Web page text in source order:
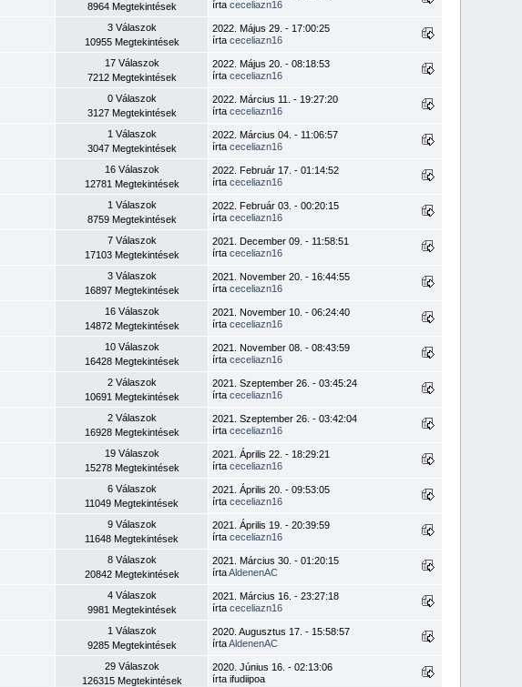
8964 Megtekintések
írtaceceliazn16
3 Válaszok
10955 Megtekintések
2022. Május 29. - 17:00:25
írtaceceliazn16
17 Válaszok
7212 Megtekintések
2022. Május 20. - 08:18:53
írtaceceliazn16
0 Válaszok
3127 Megtekintések
2022. Március 11. - 19:27:20
írtaceceliazn16
1 Válaszok
3047 Megtekintések
2022. Március 04. - 11:06:57
írtaceceliazn16
16 Válaszok
12781 Megtekintések
2022. Február 17. - 01:14:52
írtaceceliazn16
1 Válaszok
8759 Megtekintések
2022. Február 03. - 00:20:15
írtaceceliazn16
7 Válaszok
17103 Megtekintések
2021. December 09. - 11:58:51
írtaceceliazn16
3 Válaszok
16897 Megtekintések
2021. November 20. - 16:44:55
írtaceceliazn16
16 Válaszok
14872 Megtekintések
2021. November 10. - 06:24:40
írtaceceliazn16
10 Válaszok
16428 Megtekintések
2021. November 08. - 08:43:59
írtaceceliazn16
2 Válaszok
10691 Megtekintések
2021. Szeptember 26. - 03:45:24
írtaceceliazn16
2 Válaszok
16928 Megtekintések
2021. Szeptember 26. - 03:42:04
írtaceceliazn16
19 Válaszok
15278 Megtekintések
2021. Április 22. - 18:29:21
írtaceceliazn16
6 Válaszok
11049 Megtekintések
2021. Április 20. - 09:53:05
írtaceceliazn16
9 Válaszok
11648 Megtekintések
2021. Április 19. - 20:39:59
írtaceceliazn16
8 Válaszok
20842 Megtekintések
2021. Március 30. - 01:20:15
írtaAldenenAC
4 Válaszok
9981 Megtekintések
2021. Március 16. - 23:27:18
írtaceceliazn16
1 Válaszok
9285 Megtekintések
2020. Augusztus 17. - 15:58:57
írtaAldenenAC
29 Válaszok
126315 Megtekintések
2020. Június 16. - 02:13:06
írta ifudiipoa